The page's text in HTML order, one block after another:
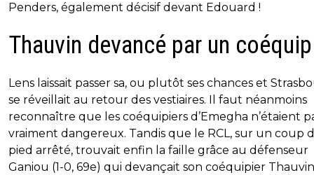
Penders, également décisif devant Edouard !
Thauvin devancé par un
Lens laissait passer sa, ou plutôt ses chances et
se réveillait au retour des vestiaires. Il faut néanmoins
reconnaître que les coéquipiers d’Emegha n’étaient
vraiment dangereux. Tandis que le RCL, sur un coup
pied arrêté, trouvait enfin la faille grâce au défenseur
Ganiou (1-0, 69e) qui devançait son coéquipier